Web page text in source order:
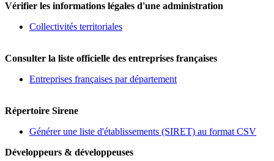
Vérifier les informations légales d'une administration
Collectivités territoriales
Consulter la liste officielle des entreprises françaises
Entreprises françaises par département
Répertoire Sirene
Générer une liste d'établissements (SIRET) au format CSV
Développeurs & développeuses